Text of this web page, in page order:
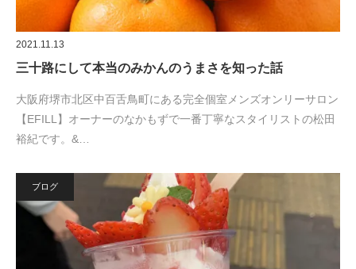
2021.11.13
三十路にして本当のみかんのうまさを知った話
大阪府堺市北区中百舌鳥町にある完全個室メンズオンリーサロン
【EFILL】オーナーのなかもずで一番丁寧なスタイリストの松田
裕紀です。&…
ブログ